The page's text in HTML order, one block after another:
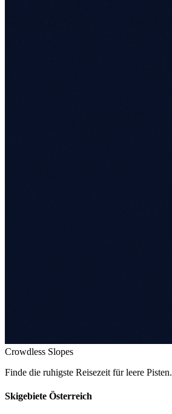
Crowdless Slopes
Finde die ruhigste Reisezeit für leere Pisten.
Skigebiete Österreich